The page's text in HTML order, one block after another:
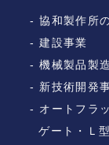
c. 国の機関
受けた者が
て協力する
得ることに
れがあると
d. 予め次の
（ⅰ）利用
- 協和製作所
- 建設事業
- 機械製品製
- 新技術開発
- オートフラ
ゲート・Ｌ型